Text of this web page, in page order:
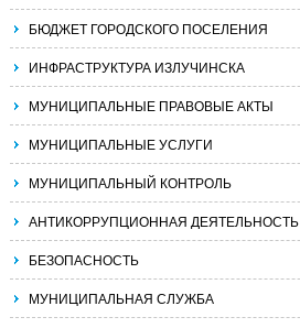
БЮДЖЕТ ГОРОДСКОГО ПОСЕЛЕНИЯ
ИНФРАСТРУКТУРА ИЗЛУЧИНСКА
МУНИЦИПАЛЬНЫЕ ПРАВОВЫЕ АКТЫ
МУНИЦИПАЛЬНЫЕ УСЛУГИ
МУНИЦИПАЛЬНЫЙ КОНТРОЛЬ
АНТИКОРРУПЦИОННАЯ ДЕЯТЕЛЬНОСТЬ
БЕЗОПАСНОСТЬ
МУНИЦИПАЛЬНАЯ СЛУЖБА